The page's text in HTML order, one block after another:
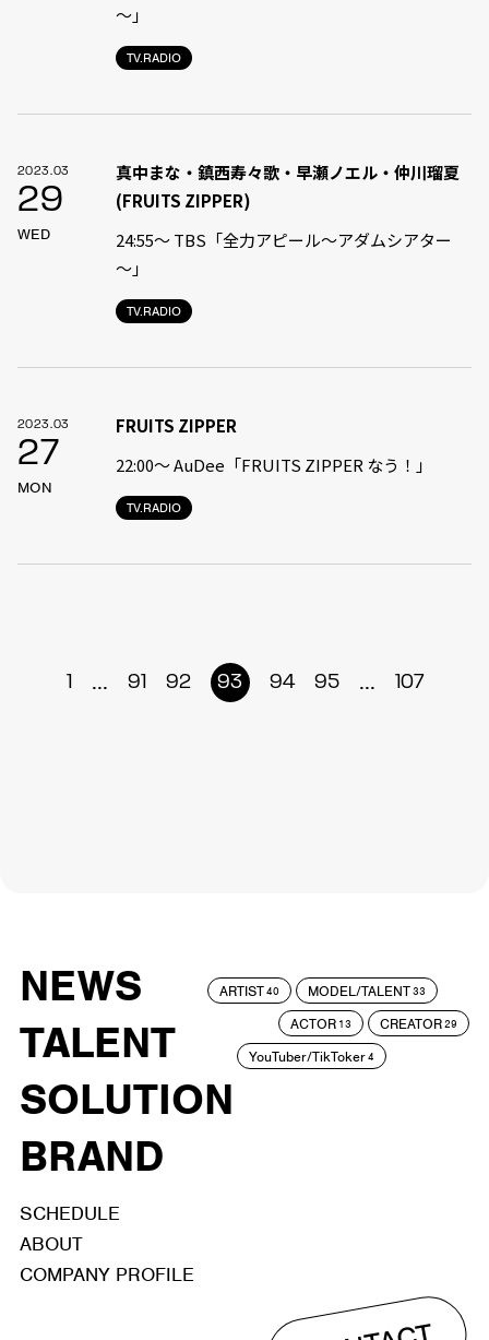
TV.RADIO
～」
2023.03
29
WED
TV.RADIO
真中まな・鎮西寿々歌・早瀬ノエル・仲川瑠夏
(FRUITS ZIPPER)
24:55〜 TBS「全力アピール〜アダムシアター
～」
2023.03
27
MON
TV.RADIO
FRUITS ZIPPER
22:00〜 AuDee「FRUITS ZIPPER なう！」
1 ... 91 92 93 94 95 ... 107
NEWS
TALENT
SOLUTION
BRAND
ARTIST40 MODEL/TALENT33
ACTOR 13 CREATOR29
YouTuber/TikToker4
SCHEDULE
ABOUT
COMPANY PROFILE